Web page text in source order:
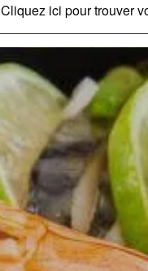
Cliquez ici pour trouver